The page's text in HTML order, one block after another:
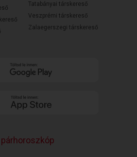
Tatabányai társkereső
Veszprémi társkereső
Zalaegerszegi társkereső